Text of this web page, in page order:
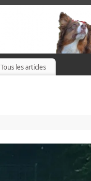
Tous les articles